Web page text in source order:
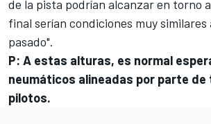
de la pista podrían alcanzar en torno
final serían condiciones muy similares
pasado".
P: A estas alturas, es normal
neumáticos alineadas por parte de
pilotos.